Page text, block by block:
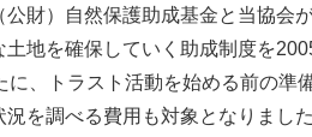
財）自然保護助成基金と当協会
土地を確保していく助成制度を
に、トラスト活動を始める前の準
を調べる費用も対象となりまし